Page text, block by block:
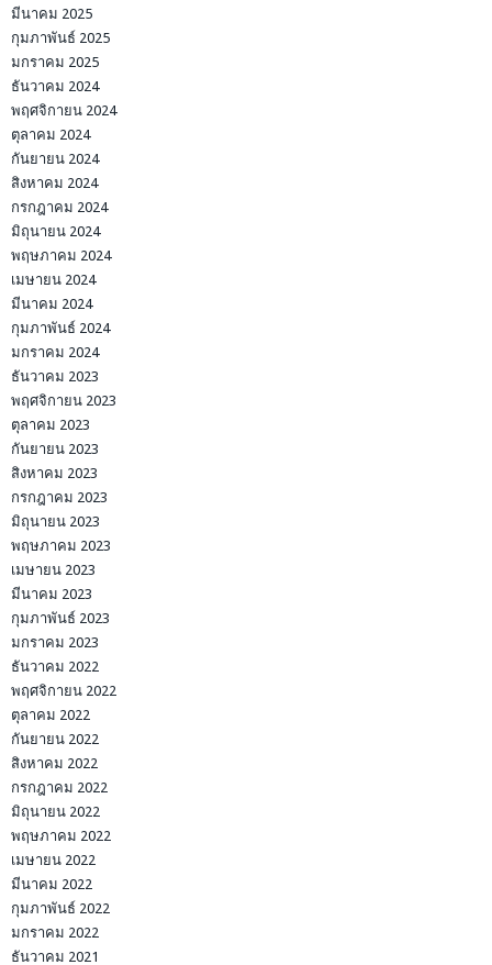
มีนาคม 2025
กุมภาพันธ์ 2025
มกราคม 2025
ธันวาคม 2024
พฤศจิกายน 2024
ตุลาคม 2024
กันยายน 2024
สิงหาคม 2024
กรกฎาคม 2024
มิถุนายน 2024
พฤษภาคม 2024
เมษายน 2024
มีนาคม 2024
กุมภาพันธ์ 2024
มกราคม 2024
ธันวาคม 2023
พฤศจิกายน 2023
ตุลาคม 2023
กันยายน 2023
สิงหาคม 2023
กรกฎาคม 2023
มิถุนายน 2023
พฤษภาคม 2023
เมษายน 2023
มีนาคม 2023
กุมภาพันธ์ 2023
มกราคม 2023
ธันวาคม 2022
พฤศจิกายน 2022
ตุลาคม 2022
กันยายน 2022
สิงหาคม 2022
กรกฎาคม 2022
มิถุนายน 2022
พฤษภาคม 2022
เมษายน 2022
มีนาคม 2022
กุมภาพันธ์ 2022
มกราคม 2022
ธันวาคม 2021